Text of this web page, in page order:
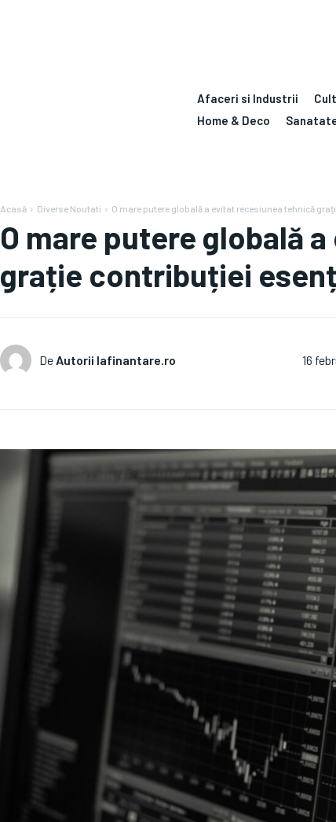
Afaceri si Industrii
Home & Deco
Acasă Diverse Noutati O mare putere globală a evitat recesiunea tehnică
O mare putere globală
grație contribuției
De Autorii Iafinantare.ro 16